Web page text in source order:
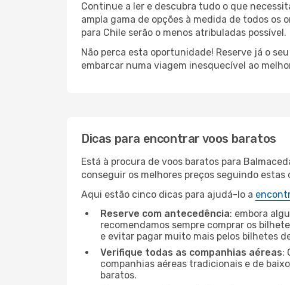
Continue a ler e descubra tudo o que
ampla gama de opções à medida de todos os
para Chile serão o menos atribuladas possível.
Não perca esta oportunidade! Reserve já o
embarcar numa viagem inesquecível ao
Dicas para encontrar voos baratos
Está à procura de voos baratos para
conseguir os melhores preços seguindo
Aqui estão cinco dicas para ajudá-lo a
Reserve com antecedência: embora
recomendamos sempre comprar os
e evitar pagar muito mais pelos bilhetes
Verifique todas as companhias aéreas:
companhias aéreas tradicionais e de
baratos.